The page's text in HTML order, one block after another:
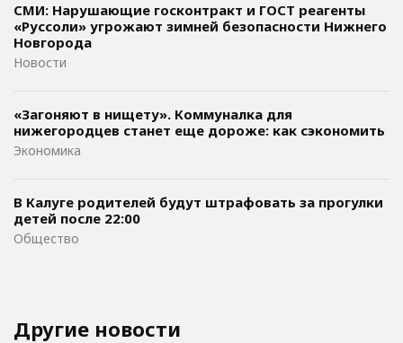
СМИ: Нарушающие госконтракт и ГОСТ реагенты
«Руссоли» угрожают зимней безопасности Нижнего
Новгорода
Новости
«Загоняют в нищету». Коммуналка для
нижегородцев станет еще дороже: как сэкономить
Экономика
В Калуге родителей будут штрафовать за прогулки
детей после 22:00
Общество
Другие новости